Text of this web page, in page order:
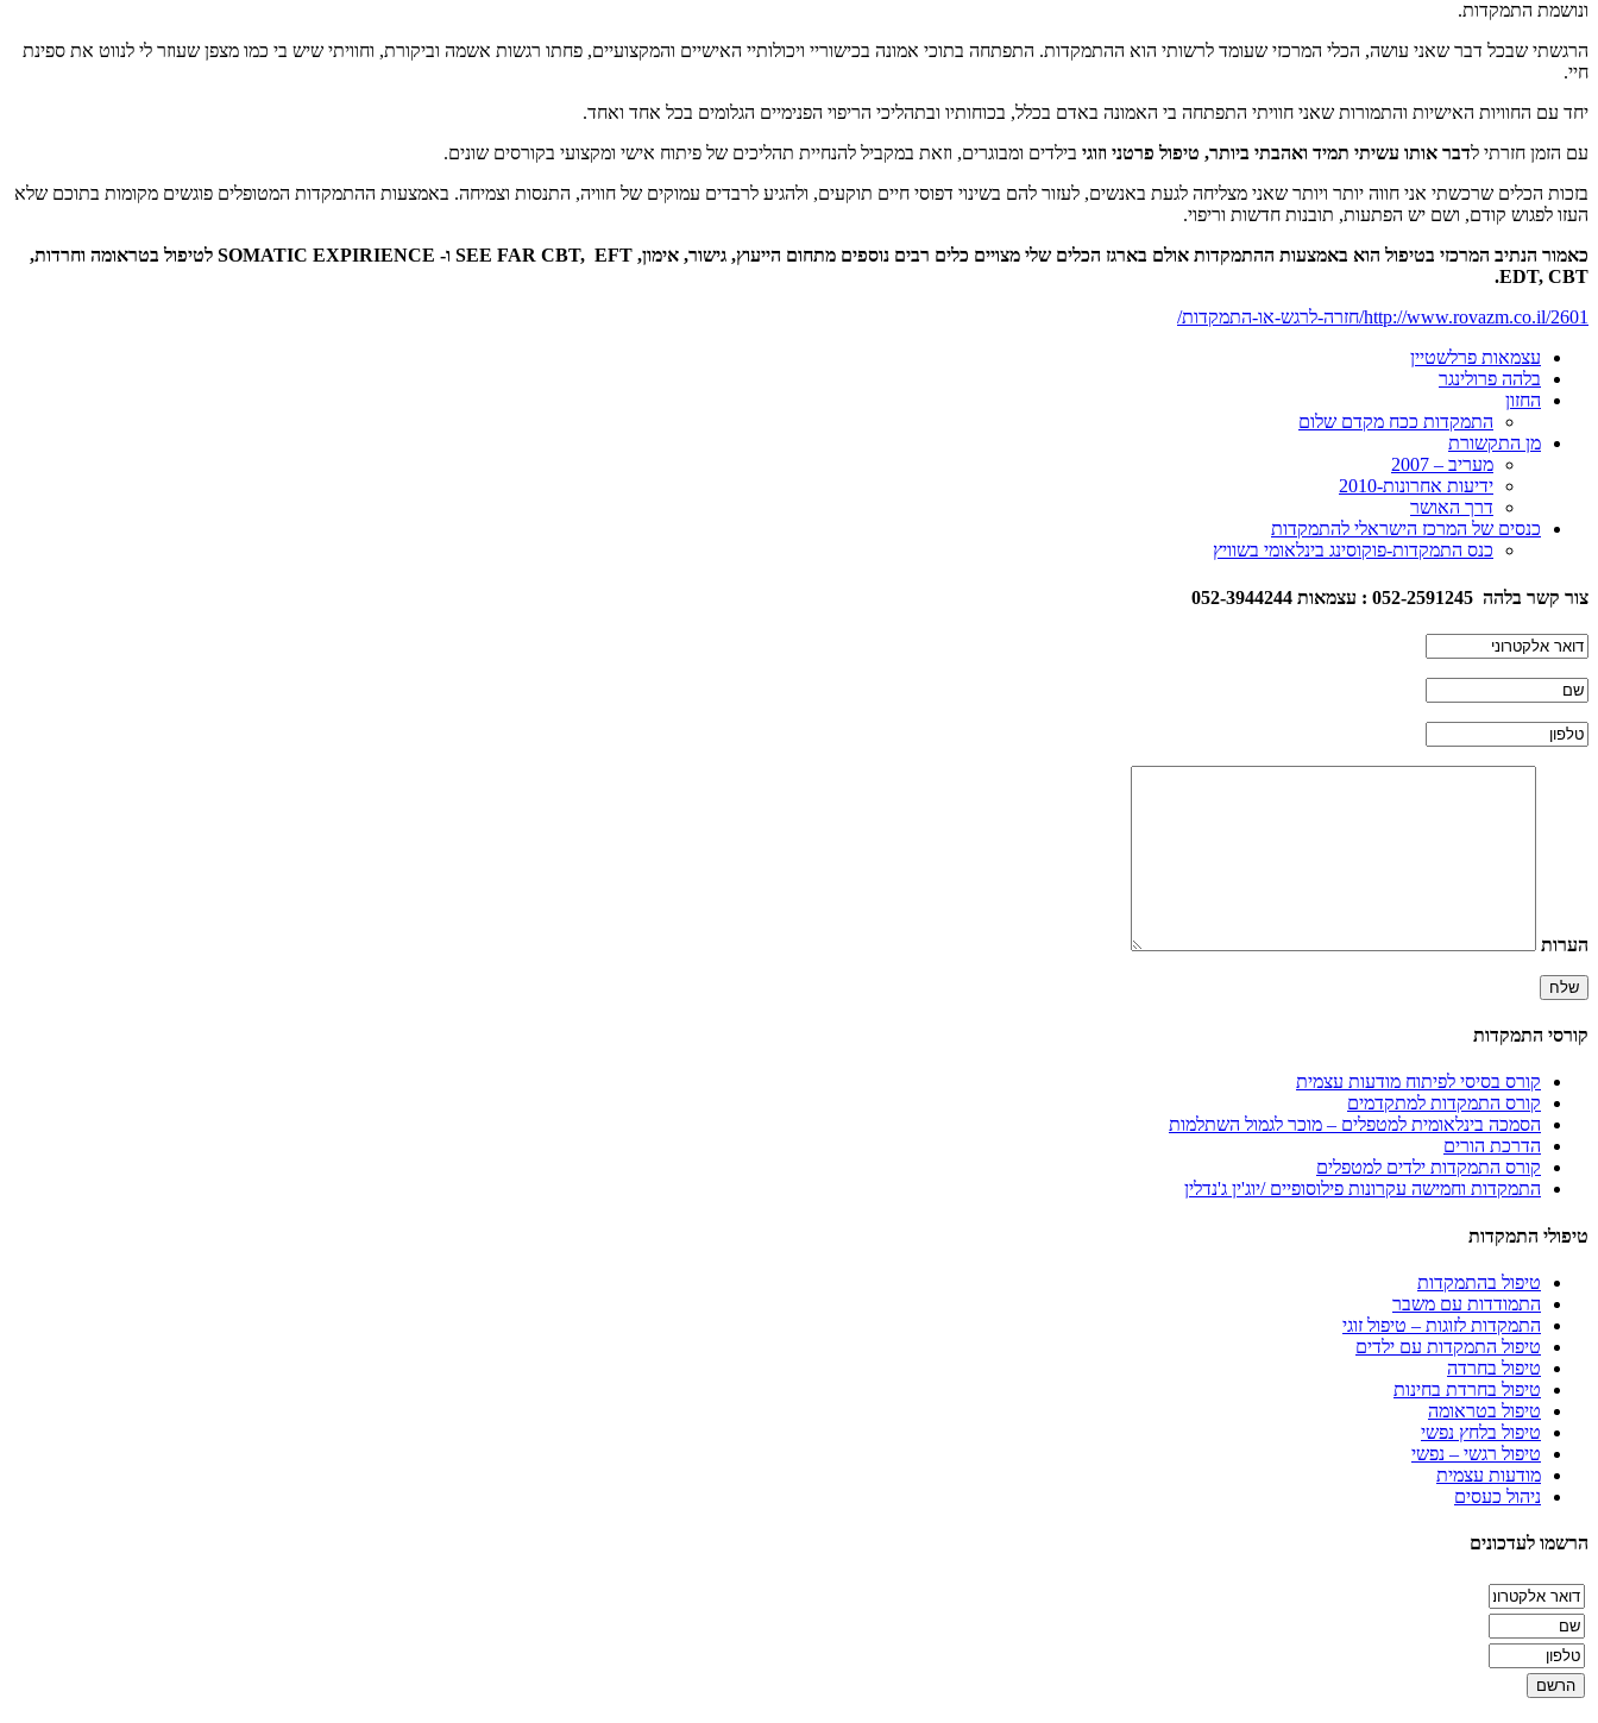
ונושמת התמקדות.
הרגשתי שבכל דבר שאני עושה, הכלי המרכזי שעומד לרשותי הוא ההתמקדות. התפתחה בתוכי אמונה בכישוריי ויכולותיי האישיים והמקצועיים, פחתו רגשות אשמה וביקורת, וחוויתי שיש בי כמו מצפן שעוזר לי לנווט את ספינת
חיי.
יחד עם החוויות האישיות והתמורות שאני חוויתי התפתחה בי האמונה באדם בכלל, בכוחותיו ובתהליכי הריפוי הפנימיים הגלומים בכל אחד ואחד.
עם הזמן חזרתי לדבר אותו עשיתי תמיד ואהבתי ביותר, טיפול פרטני וזוגי בילדים ומבוגרים, וזאת במקביל להנחיית תהליכים של פיתוח אישי ומקצועי בקורסים שונים.
בזכות הכלים שרכשתי אני חווה יותר ויותר שאני מצליחה לגעת באנשים, לעזור להם בשינוי דפוסי חיים תוקעים, ולהגיע לרבדים עמוקים של חוויה, התנסות וצמיחה. באמצעות ההתמקדות המטופלים פוגשים מקומות בתוכם שלא
העזו לפגוש קודם, ושם יש הפתעות, תובנות חדשות וריפוי.
כאמור הנתיב המרכזי בטיפול הוא באמצעות ההתמקדות אולם בארגז הכלים שלי מצויים כלים רבים נוספים מתחום הייעוץ, גישור, אימון, SEE FAR CBT, EFT ו- SOMATIC EXPIRIENCE לטיפול בטראומה וחרדות,
EDT, CBT.
http://www.rovazm.co.il/2601/חזרה-לרגש-או-התמקדות/
עצמאות פרלשטיין
בלהה פרולינגר
החזון
התמקדות ככח מקדם שלום
מן התקשורת
מעריב – 2007
ידיעות אחרונות-2010
דרך האושר
כנסים של המרכז הישראלי להתמקדות
כנס התמקדות-פוקוסינג בינלאומי בשוויץ
צור קשר בלהה 052-2591245 : עצמאות 052-3944244
הערות
קורסי התמקדות
קורס בסיסי לפיתוח מודעות עצמית
קורס התמקדות למתקדמים
הסמכה בינלאומית למטפלים – מוכר לגמול השתלמות
הדרכת הורים
קורס התמקדות ילדים למטפלים
התמקדות וחמישה עקרונות פילוסופיים /יוג'ין ג'נדלין
טיפולי התמקדות
טיפול בהתמקדות
התמודדות עם משבר
התמקדות לזוגות – טיפול זוגי
טיפול התמקדות עם ילדים
טיפול בחרדה
טיפול בחרדת בחינות
טיפול בטראומה
טיפול בלחץ נפשי
טיפול רגשי – נפשי
מודעות עצמית
ניהול כעסים
הרשמו לעדכונים